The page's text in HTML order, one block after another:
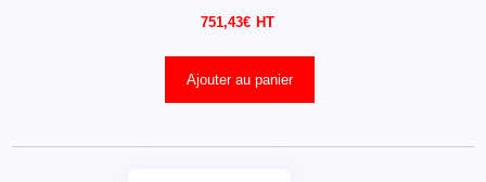
751,43€
Ajouter au panier